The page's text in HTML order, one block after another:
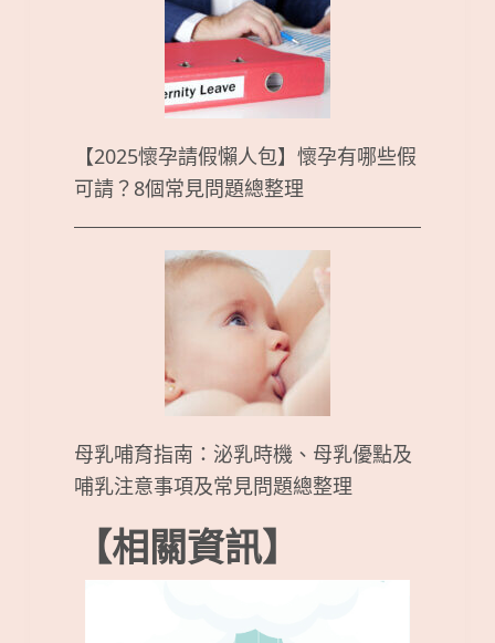
【2025懷孕請假懶人包】懷孕有哪些假
可請？8個常見問題總整理
母乳哺育指南：泌乳時機、母乳優點及
哺乳注意事項及常見問題總整理
【相關資訊】